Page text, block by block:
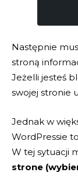
Następnie
stroną
Jeżelli jesteś
swojej stronie
Jednak w
WordPressie
W tej sytuacji
strone